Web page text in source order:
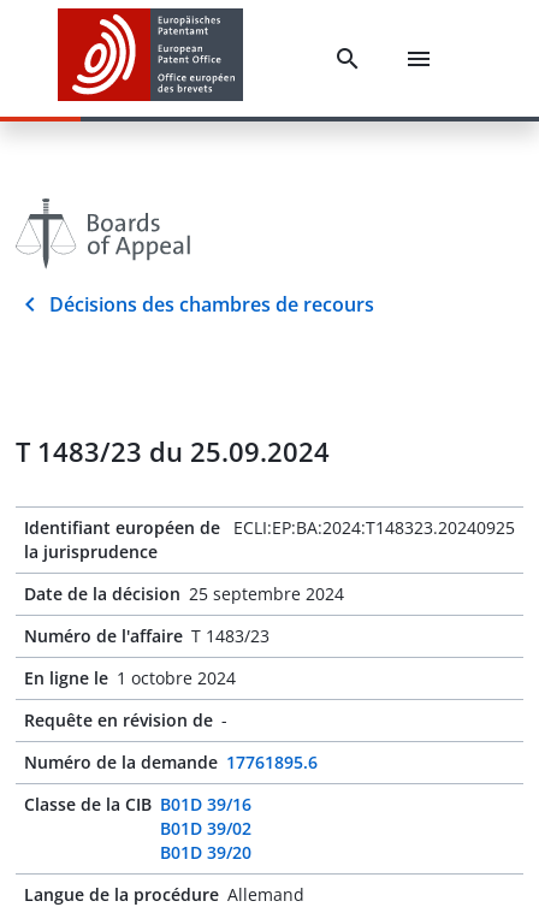
Décisions des chambres de recours
T 1483/23 du 25.09.2024
Identifiant européen de
la jurisprudence
ECLI:EP:BA:2024:T148323.20240925
Date de la décision 25 septembre 2024
Numéro de l'affaire T 1483/23
En ligne le 1 octobre 2024
Requête en révision de -
Numéro de la demande 17761895.6
Classe de la CIB B01D 39/16
B01D 39/02
B01D 39/20
Langue de la procédure Allemand